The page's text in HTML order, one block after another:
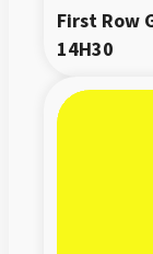
First Row
14H30